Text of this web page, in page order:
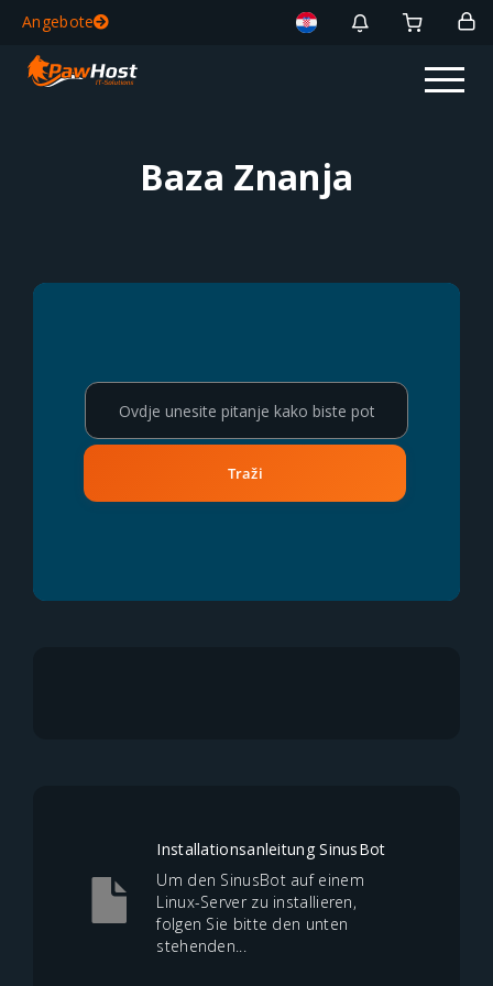
Angebote
Baza Znanja
Installationsanleitung SinusBot
Um den SinusBot auf einem
Linux-Server zu installieren,
folgen Sie bitte den unten
stehenden...